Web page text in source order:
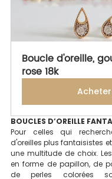
Boucle d'oreille,
rose 18k
Acheter
BOUCLES D’OREILLE
Pour celles qui
d'oreilles plus fantaisistes
une multitude de choix.
en forme de papillon, de
de perles colorées